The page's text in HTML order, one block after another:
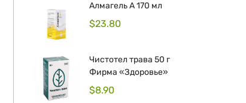
Алмагель А 170 мл
$23.80
Чистотел трава 50 г
Фирма «Здоровье»
$8.90